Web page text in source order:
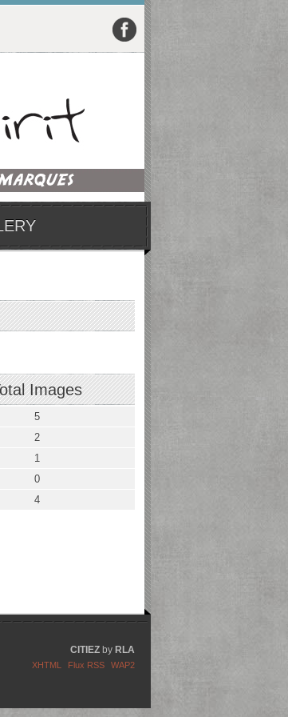
Images
5
2
1
0
4
CITIEZ by RLA
XHTML Flux RSS WAP2